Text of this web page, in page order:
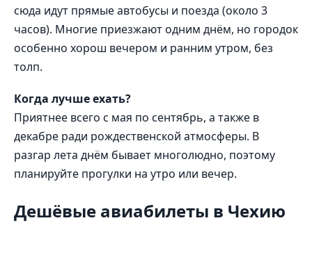
сюда идут прямые автобусы и поезда (около 3
часов). Многие приезжают одним днём, но городок
особенно хорош вечером и ранним утром, без
толп.
Когда лучше ехать?
Приятнее всего с мая по сентябрь, а также в
декабре ради рождественской атмосферы. В
разгар лета днём бывает многолюдно, поэтому
планируйте прогулки на утро или вечер.
Дешёвые авиабилеты в Чехию